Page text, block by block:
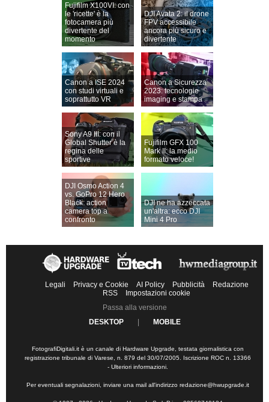
Fujifilm X100VI: con
le 'ricette' è la
fotocamera più
divertente del
momento
DJI Avata 2: il drone
FPV accessibile
ancora più sicuro e
divertente
Canon a ISE 2024
con studi virtuali e
soprattutto VR
Canon a Sicurezza
2023: tecnologie
imaging e stampa
Sony A9 III: con il
Global Shutter è la
regina delle
sportive
Fujifilm GFX 100
Mark II: la medio
formato veloce!
DJI Osmo Action 4
vs. GoPro 12 Hero
Black: action
camera top a
confronto
DJI ne ha azzeccata
un'altra: ecco DJI
Mini 4 Pro
Legali Privacy e Cookie AI Policy Pubblicità
Redazione
RSS
Impostazioni cookie
Passa alla versione
DESKTOP
| MOBILE
FotografiDigitali.it è un canale di Hardware Upgrade, testata giornalistica con
registrazione tribunale di Varese, n. 879 del 30/07/2005. Iscrizione ROC n. 13366
- Ulteriori informazioni.
Per eventuali segnalazioni, inviare una mail all'indirizzo redazione@hwupgrade.it